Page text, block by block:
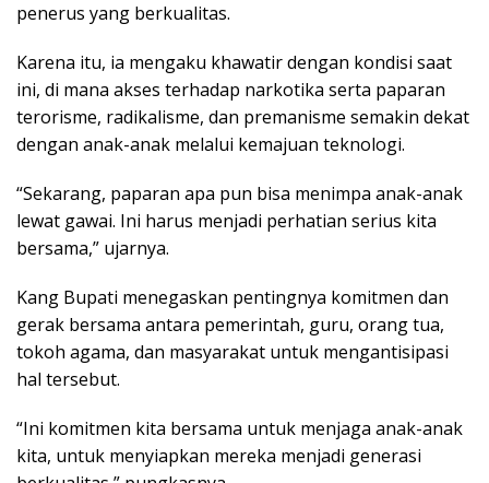
penerus yang berkualitas.
Karena itu, ia mengaku khawatir dengan kondisi saat
ini, di mana akses terhadap narkotika serta paparan
terorisme, radikalisme, dan premanisme semakin dekat
dengan anak-anak melalui kemajuan teknologi.
“Sekarang, paparan apa pun bisa menimpa anak-anak
lewat gawai. Ini harus menjadi perhatian serius kita
bersama,” ujarnya.
Kang Bupati menegaskan pentingnya komitmen dan
gerak bersama antara pemerintah, guru, orang tua,
tokoh agama, dan masyarakat untuk mengantisipasi
hal tersebut.
“Ini komitmen kita bersama untuk menjaga anak-anak
kita, untuk menyiapkan mereka menjadi generasi